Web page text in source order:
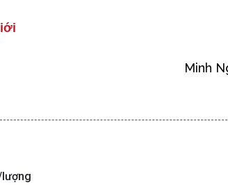
Minh